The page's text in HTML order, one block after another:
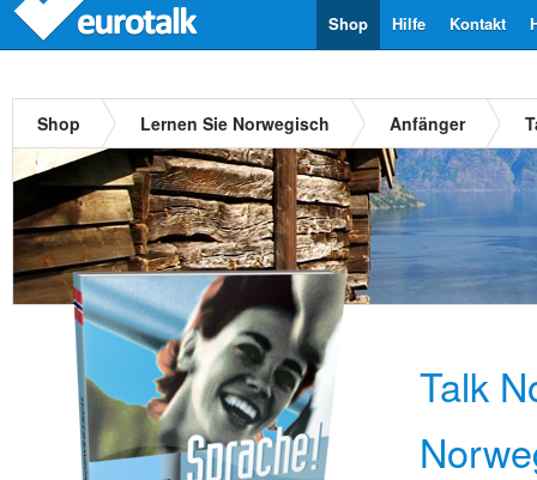
Kontakt
Hilfe
Shop
Shop Lernen Sie Norwegisch Anfänger
Talk